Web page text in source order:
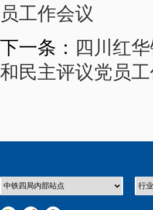
员工作会议
下一条： 四川红
和民主评议党员